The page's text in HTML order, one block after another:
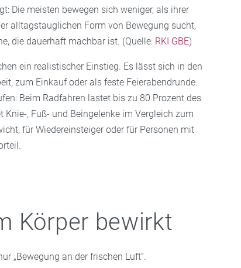
Die meisten bewegen sich weniger, als ihrer
alltagstauglichen Form von Bewegung sucht,
die dauerhaft machbar ist. (Quelle: RKI GBE)
ein realistischer Einstieg. Es lässt sich in den
zum Einkauf oder als feste Feierabendrunde.
Beim Radfahren lastet bis zu 80 Prozent des
, Fuß- und Beingelenke im Vergleich zum
für Wiedereinsteiger oder für Personen mit
Körper bewirkt
„Bewegung an der frischen Luft“.